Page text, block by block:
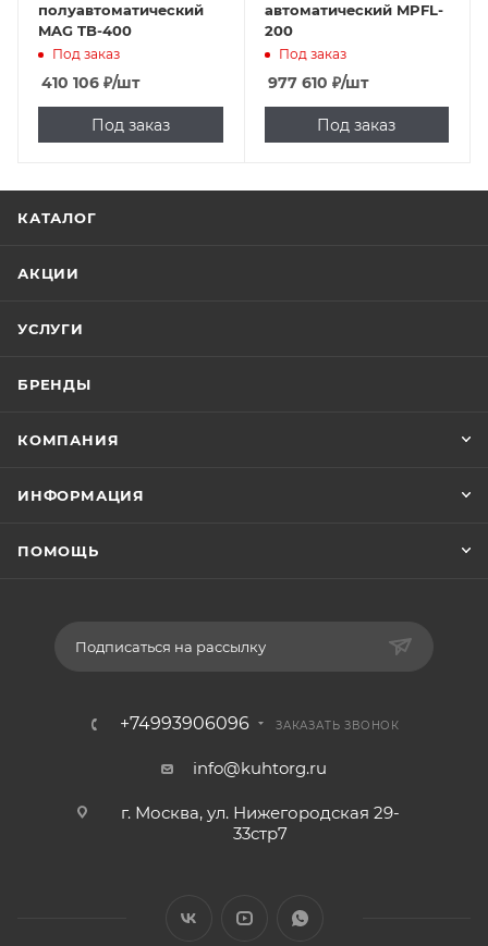
полуавтоматический
MAG TB-400
Под заказ
410 106 ₽/шт
Под заказ
автоматический MPFL-
200
Под заказ
977 610 ₽/шт
Под заказ
КАТАЛОГ
АКЦИИ
УСЛУГИ
БРЕНДЫ
КОМПАНИЯ
ИНФОРМАЦИЯ
ПОМОЩЬ
Подписаться на рассылку
+74993906096 ЗАКАЗАТЬ ЗВОНОК
info@kuhtorg.ru
г. Москва, ул. Нижегородская 29-
33стр7